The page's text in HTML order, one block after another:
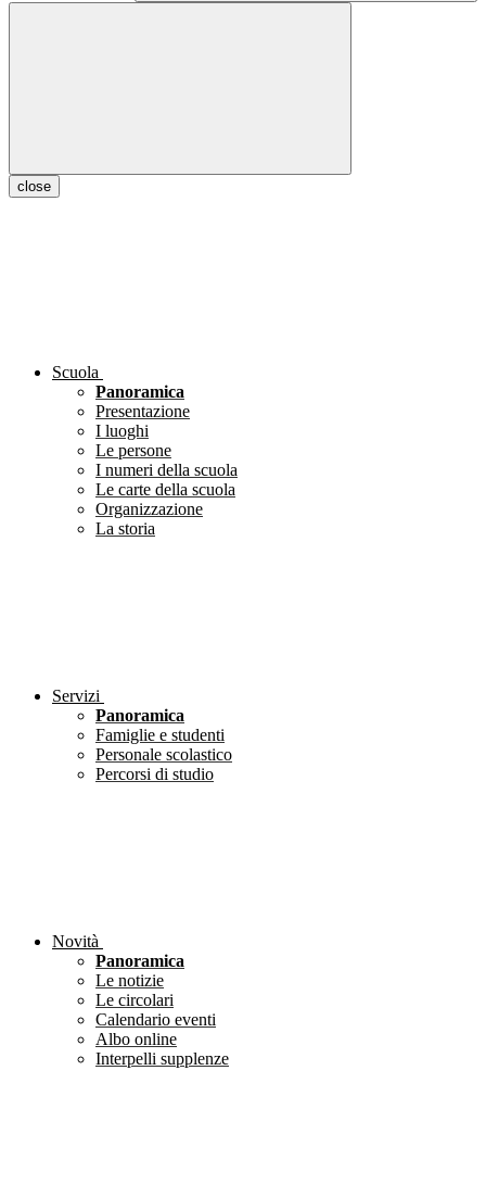
close
Scuola
Panoramica
Presentazione
I luoghi
Le persone
I numeri della scuola
Le carte della scuola
Organizzazione
La storia
Servizi
Panoramica
Famiglie e studenti
Personale scolastico
Percorsi di studio
Novità
Panoramica
Le notizie
Le circolari
Calendario eventi
Albo online
Interpelli supplenze